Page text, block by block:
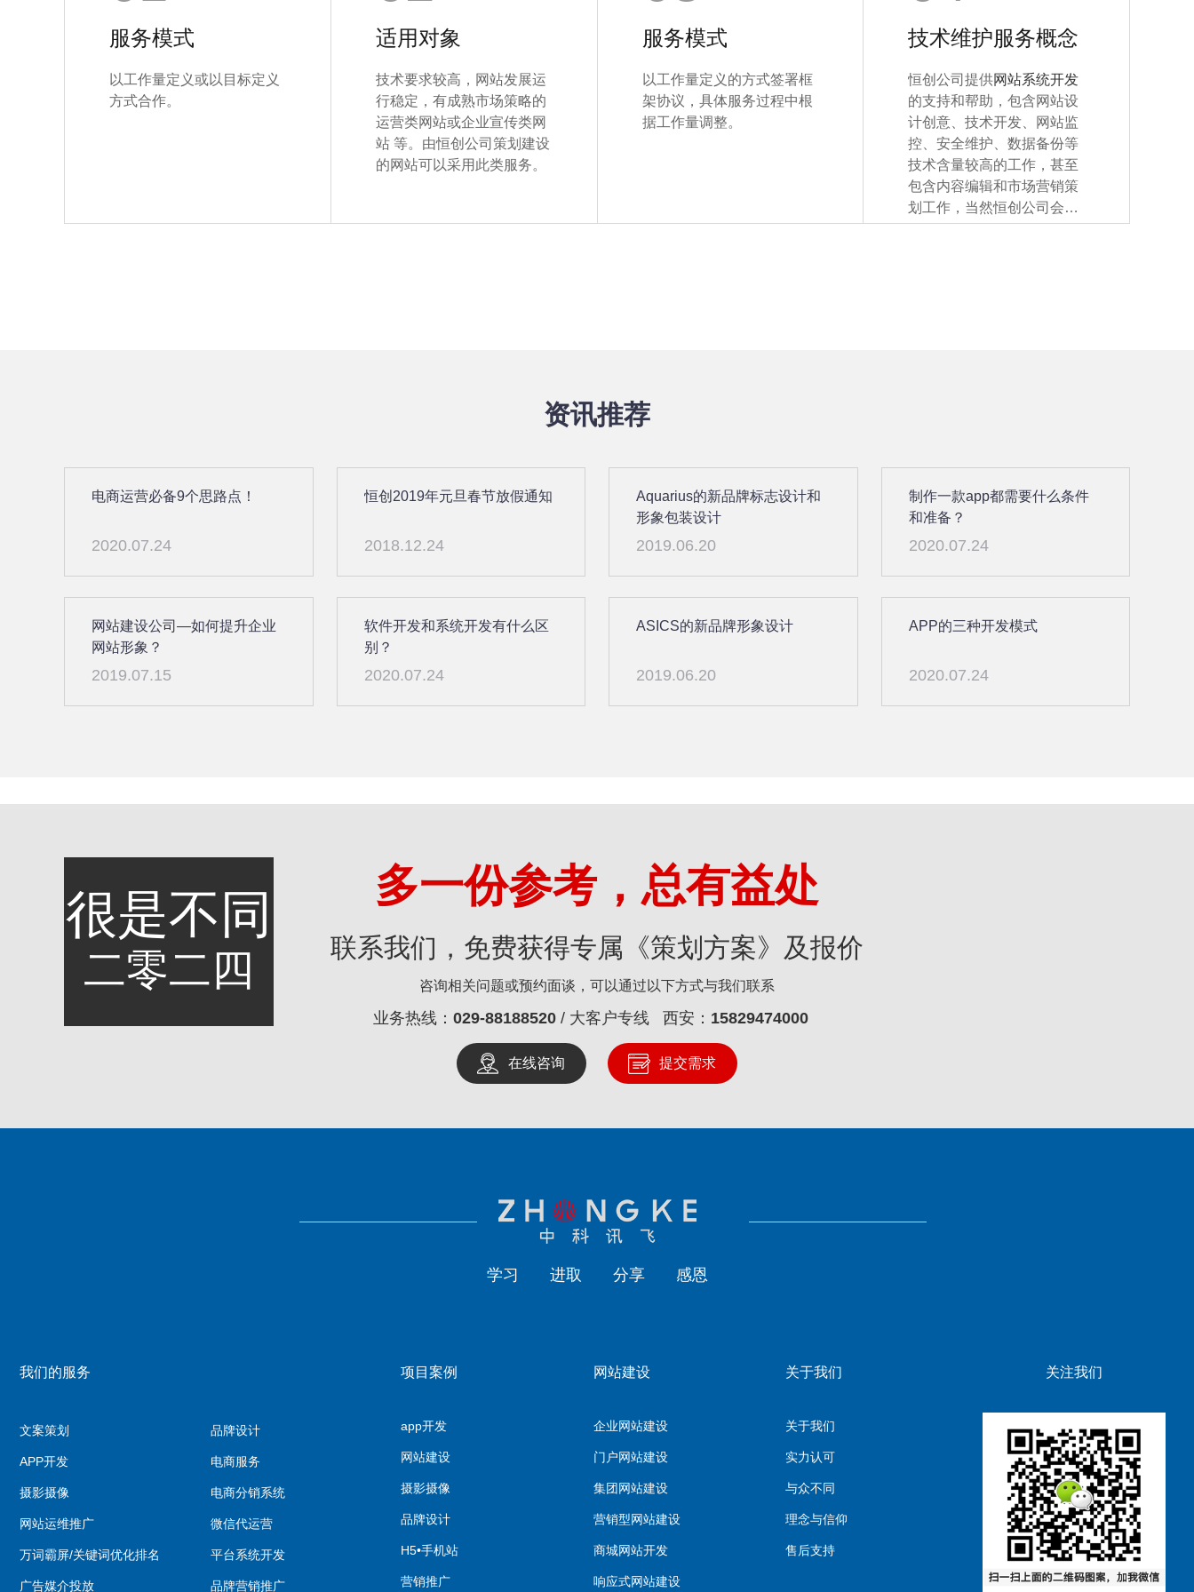
服务模式
以工作量定义或以目标定义
方式合作。
适用对象
技术要求较高，网站发展运
行稳定，有成熟市场策略的
运营类网站或企业宣传类网
站 等。由恒创公司策划建设
的网站可以采用此类服务。
服务模式
以工作量定义的方式签署框
架协议，具体服务过程中根
据工作量调整。
技术维护服务概念
恒创公司提供网站系统开发
的支持和帮助，包含网站设
计创意、技术开发、网站监
控、安全维护、数据备份等
技术含量较高的工作，甚至
包含内容编辑和市场营销策
划工作，当然恒创公司会在
具体执行过程中提供相应的
资讯推荐
电商运营必备9个思路点！
2020.07.24
恒创2019年元旦春节放假通知
2018.12.24
Aquarius的新品牌标志设计和
形象包装设计
2019.06.20
制作一款app都需要什么条件
和准备？
2020.07.24
网站建设公司—如何提升企业
网站形象？
2019.07.15
软件开发和系统开发有什么区
别？
2020.07.24
ASICS的新品牌形象设计
2019.06.20
APP的三种开发模式
2020.07.24
很是不同
二零二四
多一份参考，总有益处
联系我们，免费获得专属《策划方案》及报价
咨询相关问题或预约面谈，可以通过以下方式与我们联系
业务热线： 029-88188520/ 大客户专线 西安： 15829474000
在线咨询 提交需求
学习 进取 分享 感恩
我们的服务
文案策划 品牌设计
APP开发 电商服务
摄影摄像 电商分销系统
网站运维推广 微信代运营
万词霸屏/关键词优化排名 平台系统开发
广告媒介投放 品牌营销推广
项目案例
app开发
网站建设
摄影摄像
品牌设计
H5•手机站
营销推广
网站建设
企业网站建设
门户网站建设
集团网站建设
营销型网站建设
商城网站开发
响应式网站建设
关于我们
关于我们
实力认可
与众不同
理念与信仰
售后支持
关注我们